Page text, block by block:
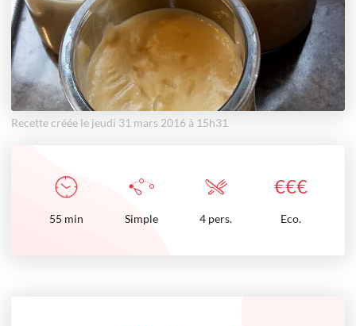
Recette créée le jeudi 31 mars 2016 à 15h31
€€€
55 min Simple 4 pers. Eco.